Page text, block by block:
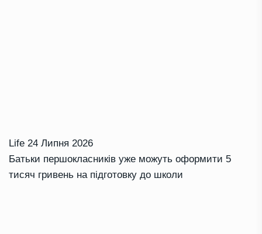
Life 24 Липня 2026
Батьки першокласників уже можуть оформити 5
тисяч гривень на підготовку до школи